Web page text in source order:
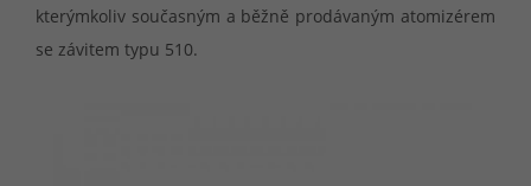
kterýmkoliv současným a běžně prodávaným atomizérem
se závitem typu 510.